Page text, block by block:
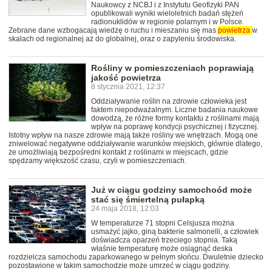
Naukowcy z NCBJ i z Instytutu Geofizyki PAN
opublikowali wyniki wieloletnich badań stężeń
radionuklidów w regionie polarnym i w Polsce.
Zebrane dane wzbogacają wiedzę o ruchu i mieszaniu się mas powietrza w
skalach od regionalnej aż do globalnej, oraz o zapyleniu środowiska.
Rośliny w pomieszczeniach poprawiają
jakość powietrza
8 stycznia 2021, 12:37
Oddziaływanie roślin na zdrowie człowieka jest
faktem niepodważalnym. Liczne badania naukowe
dowodzą, że różne formy kontaktu z roślinami mają
wpływ na poprawę kondycji psychicznej i fizycznej.
Istotny wpływ na nasze zdrowie mają także rośliny we wnętrzach. Mogą one
zniwelować negatywne oddziaływanie warunków miejskich, głównie dlatego,
że umożliwiają bezpośredni kontakt z roślinami w miejscach, gdzie
spędzamy większość czasu, czyli w pomieszczeniach.
Już w ciągu godziny samochoód może
stać się śmiertelną pułapką
24 maja 2018, 12:03
W temperaturze 71 stopni Celsjusza można
usmażyć jajko, giną bakterie salmonelli, a człowiek
doświadcza oparzeń trzeciego stopnia. Taką
właśnie temperaturę może osiągnąć deska
rozdzielcza samochodu zaparkowanego w pełnym słońcu. Dwuletnie dziecko
pozostawione w takim samochodzie może umrzeć w ciągu godziny.